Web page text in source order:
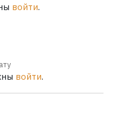
войти.
войти.